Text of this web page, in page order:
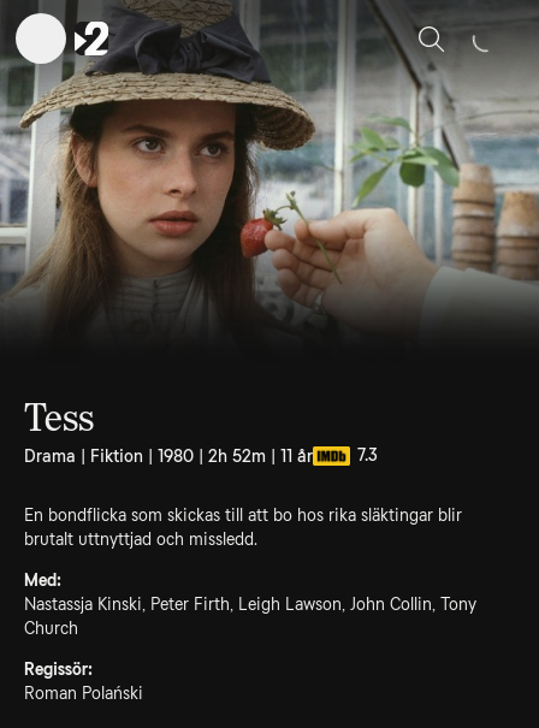
Sök
Tess
Drama | Fiktion | 1980 | 2h 52m | 11 år 7.3
En bondflicka som skickas till att bo hos rika släktingar blir
brutalt uttnyttjad och missledd.
Med:
Nastassja Kinski, Peter Firth, Leigh Lawson, John Collin, Tony
Church
Regissör:
Roman Polański